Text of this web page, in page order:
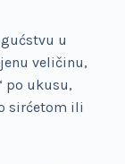
u
veličinu,
po ukusu,
sirćetom ili